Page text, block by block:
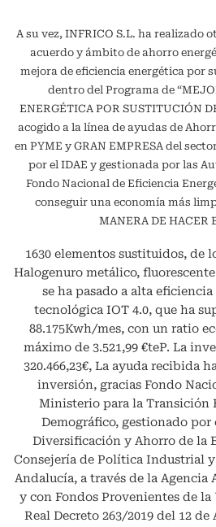
A su vez, INFRICO S.L. ha realizado
acuerdo y ámbito de ahorro
mejora de eficiencia energética por
dentro del Programa de
ENERGÉTICA POR SUSTITUCIÓN
acogido a la línea de ayudas de
en PYME y GRAN EMPRESA del
por el IDAE y gestionada por las
Fondo Nacional de Eficiencia
conseguir una economía más
MANERA DE HACER
1630 elementos sustituidos, de
Halogenuro metálico,
se ha pasado a alta
tecnológica IOT 4.0, que ha
88.175Kwh/mes, con un ratio
máximo de 3.521,99 €teP. La
320.466,23€, La ayuda recibida
inversión, gracias Fondo
Ministerio para la Transición
Demográfico, gestionado
Diversificación y Ahorro de la
Consejería de Política Industrial
Andalucía, a través de la Agencia
y con Fondos Provenientes de la
Real Decreto 263/2019 del 12